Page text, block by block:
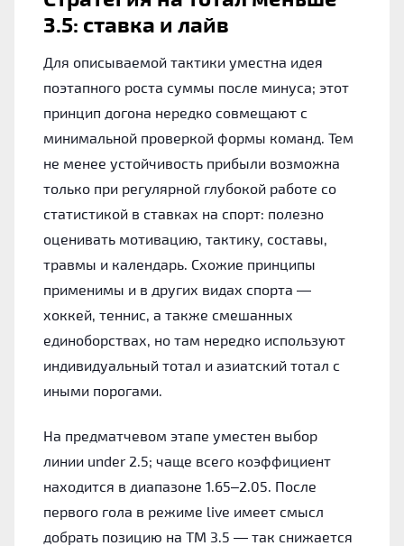
3.5: ставка и лайв
Для описываемой тактики уместна идея
поэтапного роста суммы после минуса; этот
принцип догона нередко совмещают с
минимальной проверкой формы команд. Тем
не менее устойчивость прибыли возможна
только при регулярной глубокой работе со
статистикой в ставках на спорт: полезно
оценивать мотивацию, тактику, составы,
травмы и календарь. Схожие принципы
применимы и в других видах спорта —
хоккей, теннис, а также смешанных
единоборствах, но там нередко используют
индивидуальный тотал и азиатский тотал с
иными порогами.
На предматчевом этапе уместен выбор
линии under 2.5; чаще всего коэффициент
находится в диапазоне 1.65–2.05. После
первого гола в режиме live имеет смысл
добрать позицию на ТМ 3.5 — так снижается